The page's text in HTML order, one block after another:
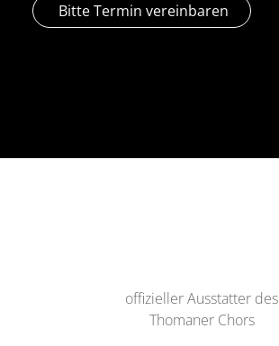
Bitte Termin vereinbaren
offizieller Ausstatter des
Thomaner Chors